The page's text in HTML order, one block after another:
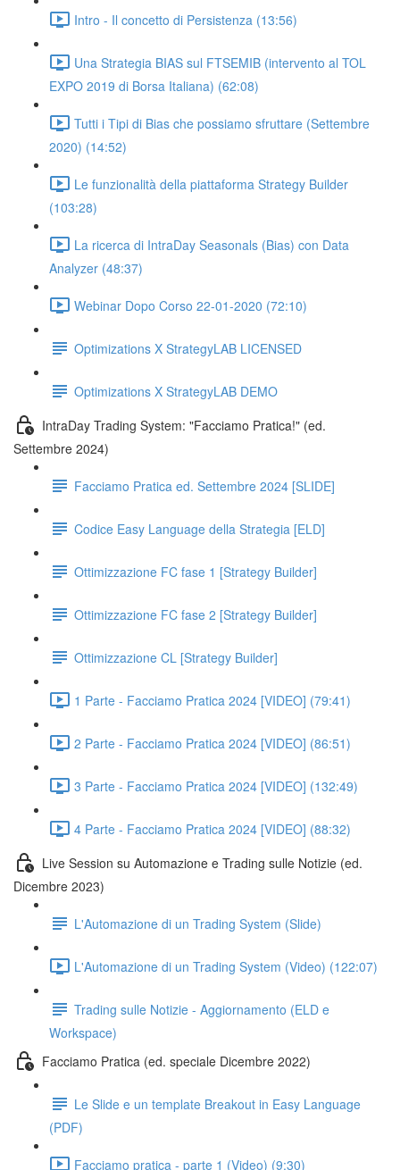
Intro - Il concetto di Persistenza (13:56)
Una Strategia BIAS sul FTSEMIB (intervento al TOL
EXPO 2019 di Borsa Italiana) (62:08)
Tutti i Tipi di Bias che possiamo sfruttare (Settembre
2020) (14:52)
Le funzionalità della piattaforma Strategy Builder
(103:28)
La ricerca di IntraDay Seasonals (Bias) con Data
Analyzer (48:37)
Webinar Dopo Corso 22-01-2020 (72:10)
Optimizations X StrategyLAB LICENSED
Optimizations X StrategyLAB DEMO
IntraDay Trading System: "Facciamo Pratica!" (ed.
Settembre 2024)
Facciamo Pratica ed. Settembre 2024 [SLIDE]
Codice Easy Language della Strategia [ELD]
Ottimizzazione FC fase 1 [Strategy Builder]
Ottimizzazione FC fase 2 [Strategy Builder]
Ottimizzazione CL [Strategy Builder]
1 Parte - Facciamo Pratica 2024 [VIDEO] (79:41)
2 Parte - Facciamo Pratica 2024 [VIDEO] (86:51)
3 Parte - Facciamo Pratica 2024 [VIDEO] (132:49)
4 Parte - Facciamo Pratica 2024 [VIDEO] (88:32)
Live Session su Automazione e Trading sulle Notizie (ed.
Dicembre 2023)
L'Automazione di un Trading System (Slide)
L'Automazione di un Trading System (Video) (122:07)
Trading sulle Notizie - Aggiornamento (ELD e
Workspace)
Facciamo Pratica (ed. speciale Dicembre 2022)
Le Slide e un template Breakout in Easy Language
(PDF)
Facciamo pratica - parte 1 (Video) (9:30)